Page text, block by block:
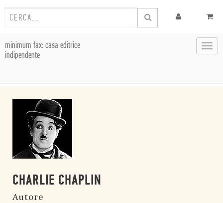
minimum fax: casa editrice
indipendente
CHARLIE CHAPLIN
Autore